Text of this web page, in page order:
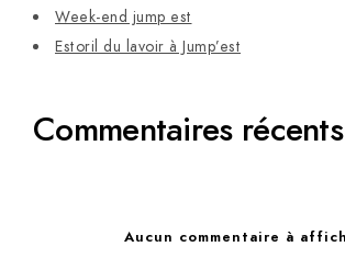
Week-end jump est
Estoril du lavoir à Jump’est
Commentaires récents
Aucun commentaire à